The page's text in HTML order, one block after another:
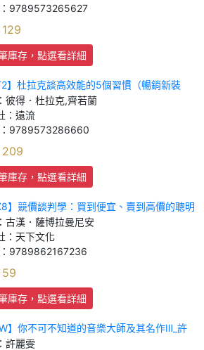
9789573265627
129
庫存，點選看詳細
】杜拉克談高效能的5個習慣（暢銷新裝
版）_彼得．杜拉克, 齊若蘭
彼得．杜拉克,齊若蘭
： 遠流
9789573286660
209
庫存，點選看詳細
】競價談判學：買到便宜、賣到高價的聰明
_古漢．薩博拉曼尼安
古漢．薩博拉曼尼安
： 天下文化
9789862167236
59
庫存，點選看詳細
】你不可不知道的音樂大師及其名作Ⅲ_許
許麗雯